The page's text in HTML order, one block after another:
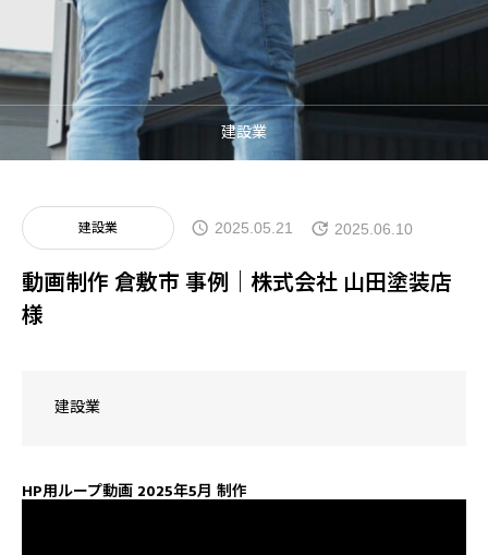
建設業
建設業 2025.05.21 2025.06.10
動画制作 倉敷市 事例｜株式会社 山田塗装店
様
建設業
HP用ループ動画 2025年5月 制作